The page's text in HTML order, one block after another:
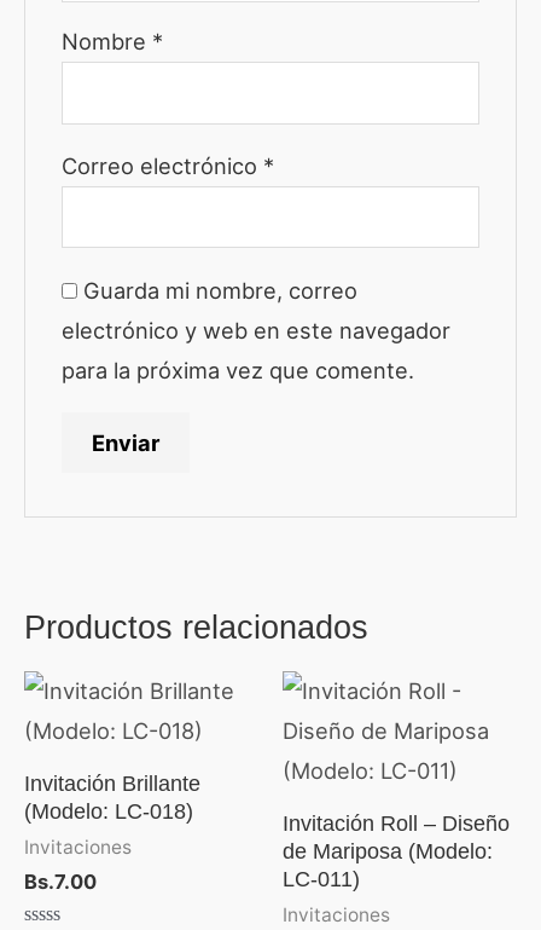
Nombre *
Correo electrónico *
Guarda mi nombre, correo
electrónico y web en este navegador
para la próxima vez que comente.
Productos relacionados
Invitación Brillante
(Modelo: LC-018)
Invitaciones
Bs.7.00
Invitación Roll – Diseño
de Mariposa (Modelo:
LC-011)
Invitaciones